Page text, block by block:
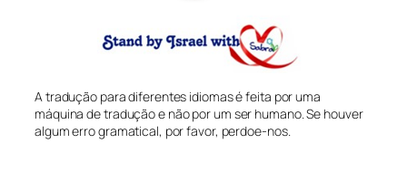
A tradução para diferentes idiomas é feita por uma
máquina de tradução e não por um ser humano. Se houver
algum erro gramatical, por favor, perdoe-nos.